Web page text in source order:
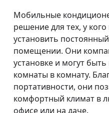
Мобильные
решение для тех, у
установить
помещении. Они
установке и могут
комнаты в комнату.
портативности, они
комфортный климат в
офисе или на даче.